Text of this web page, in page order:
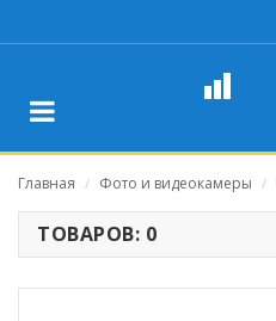
Главная / Фото и видеокамеры /
ТОВАРОВ: 0